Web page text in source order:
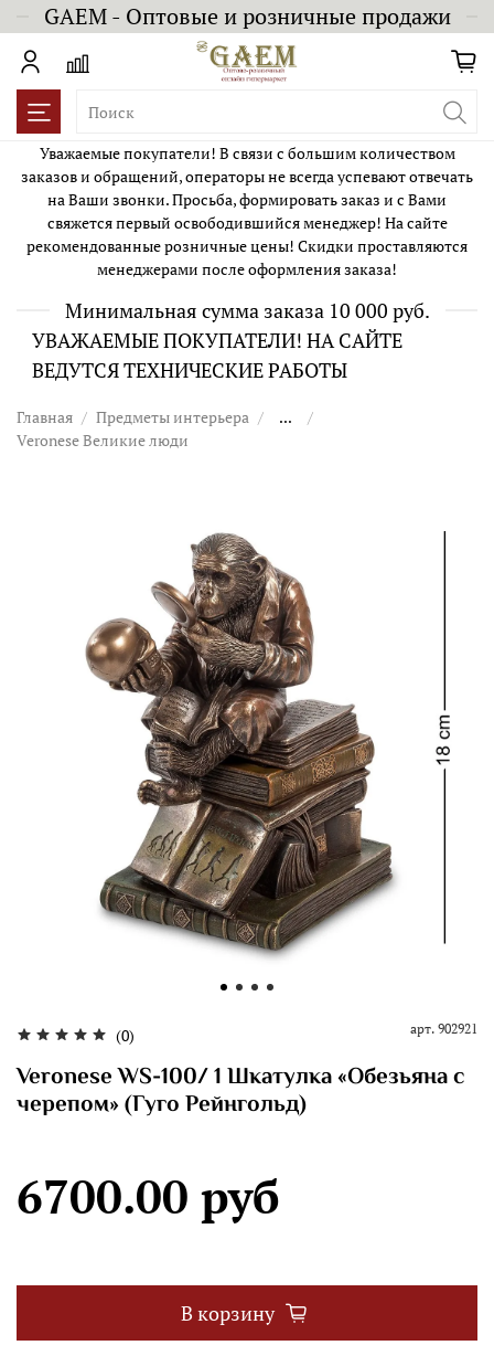
GAEM - Оптовые и розничные продажи
Уважаемые покупатели! В связи с большим количеством
заказов и обращений, операторы не всегда успевают отвечать
на Ваши звонки. Просьба, формировать заказ и с Вами
свяжется первый освободившийся менеджер! На сайте
рекомендованные розничные цены! Скидки проставляются
менеджерами после оформления заказа!
Минимальная сумма заказа 10 000 руб.
УВАЖАЕМЫЕ ПОКУПАТЕЛИ! НА САЙТЕ
ВЕДУТСЯ ТЕХНИЧЕСКИЕ РАБОТЫ
Главная Предметы интерьера
...
Veronese Великие люди
(0) арт. 902921
Veronese WS-100/ 1 Шкатулка «Обезьяна с
черепом» (Гуго Рейнгольд)
6700.00 руб
В корзину